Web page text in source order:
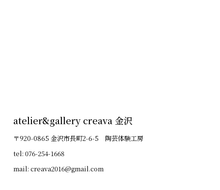
atelier&gallery creava 金沢
〒920-0865 金沢市長町2-6-5 陶芸体験工房
tel: 076-254-1668
mail: creava2016@gmail.com